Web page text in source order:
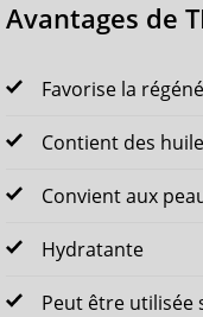
Avantages de
Favorise la
Contient des
Convient aux
Hydratante
Peut être utilisée